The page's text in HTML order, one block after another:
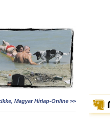
Magyar Hírlap-Online >>